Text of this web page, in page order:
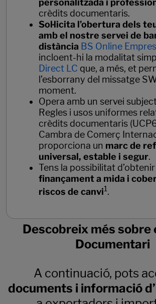
crèdits documentaris.
Sol·licita l’obertura dels
amb el nostre servei de
distància BS Online
incloent-hi la modalitat
Direct LC que, a més, et
l’esborrany del missatge
moment.
Opera amb un servei
Regles i usos uniformes
crèdits documentaris
Cambra de Comerç
proporciona un marc de
universal, estable i segur.
Tens la possibilitat d’obtenir
finançament a mida i
riscos de canvi1.
Descobreix més sobre
Documentari
A continuació, pots
documents i informació